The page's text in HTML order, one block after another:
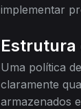
implementar
Estrutura
Uma política
claramente
armazenados